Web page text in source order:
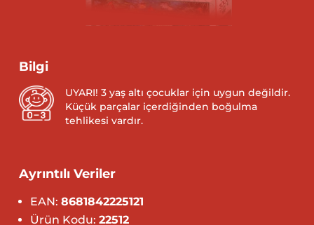
Bilgi
UYARI! 3 yaş altı çocuklar için uygun değildir.
Küçük parçalar içerdiğinden boğulma
tehlikesi vardır.
Ayrıntılı Veriler
EAN: 8681842225121
Ürün Kodu: 22512